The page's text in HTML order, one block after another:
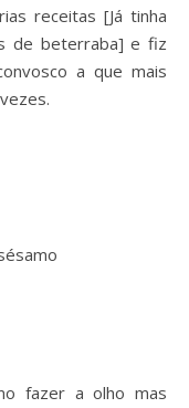
receitas [Já tinha
de beterraba] e fiz
a que mais
fazer a olho mas